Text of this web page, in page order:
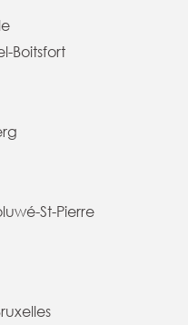
Boitsfort
St-Pierre